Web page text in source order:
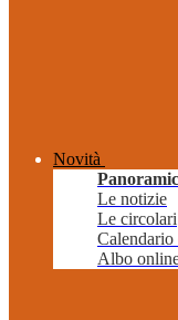
Novità
Le notizie
Le circolari
Calendario
Albo